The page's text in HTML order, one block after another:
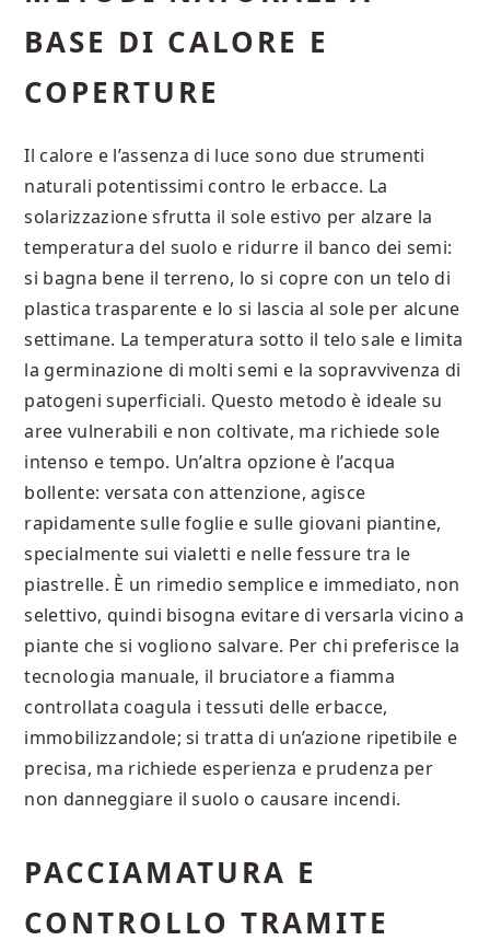
BASE DI CALORE E
COPERTURE
Il calore e l’assenza di luce sono due strumenti
naturali potentissimi contro le erbacce. La
solarizzazione sfrutta il sole estivo per alzare la
temperatura del suolo e ridurre il banco dei semi:
si bagna bene il terreno, lo si copre con un telo di
plastica trasparente e lo si lascia al sole per alcune
settimane. La temperatura sotto il telo sale e limita
la germinazione di molti semi e la sopravvivenza di
patogeni superficiali. Questo metodo è ideale su
aree vulnerabili e non coltivate, ma richiede sole
intenso e tempo. Un’altra opzione è l’acqua
bollente: versata con attenzione, agisce
rapidamente sulle foglie e sulle giovani piantine,
specialmente sui vialetti e nelle fessure tra le
piastrelle. È un rimedio semplice e immediato, non
selettivo, quindi bisogna evitare di versarla vicino a
piante che si vogliono salvare. Per chi preferisce la
tecnologia manuale, il bruciatore a fiamma
controllata coagula i tessuti delle erbacce,
immobilizzandole; si tratta di un’azione ripetibile e
precisa, ma richiede esperienza e prudenza per
non danneggiare il suolo o causare incendi.
PACCIAMATURA E
CONTROLLO TRAMITE